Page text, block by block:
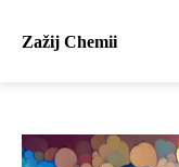
Zažij Chemii